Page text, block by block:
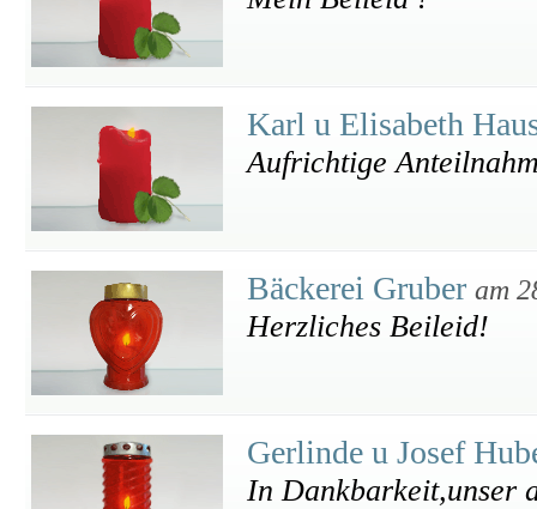
Karl u Elisabeth
Aufrichtige
Bäckerei Gruber am
Herzliches Beileid!
Gerlinde u Josef
In Dankbarkeit,unser